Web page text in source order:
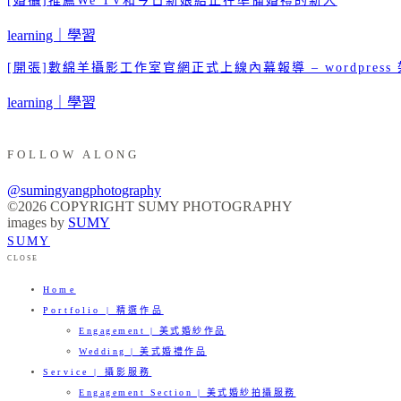
learning｜學習
[開張]數綿羊攝影工作室官網正式上線內幕報導 – wordpress
learning｜學習
FOLLOW ALONG
@sumingyangphotography
©2026 COPYRIGHT SUMY PHOTOGRAPHY
images by SUMY
SUMY
CLOSE
Home
Portfolio | 精選作品
Engagement | 美式婚紗作品
Wedding | 美式婚禮作品
Service | 攝影服務
Engagement Section | 美式婚紗拍攝服務